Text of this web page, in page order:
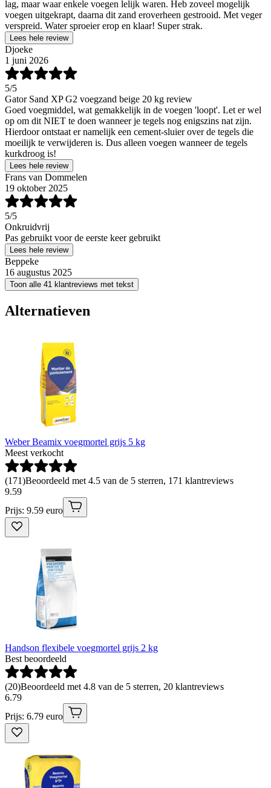
lag, maar waar enkele voegen lelijk waren. Heb zoveel mogelijk
voegen uitgekrapt, daarna dit zand eroverheen gestrooid. Met veger
verspreid. Water sproeier erop en klaar! Super strak.
Lees hele review
Djoeke
1 juni 2026
5/5
Gator Sand XP G2 voegzand beige 20 kg review
Goed voegmiddel, wat gemakkelijk in de voegen 'loopt'. Let er wel
op om dit NIET te doen wanneer je tegels nog enigszins nat zijn.
Hierdoor ontstaat er namelijk een cement-sluier over de tegels die
moeilijk te verwijderen is. Dus alleen voegen wanneer de tegels
kurkdroog is!
Lees hele review
Frans van Dommelen
19 oktober 2025
5/5
Onkruidvrij
Pas gebruikt voor de eerste keer gebruikt
Lees hele review
Beppeke
16 augustus 2025
Toon alle 41 klantreviews met tekst
Alternatieven
Weber Beamix voegmortel grijs 5 kg
Meest verkocht
(171)Beoordeeld met 4.5 van de 5 sterren, 171 klantreviews
9.59
Prijs: 9.59 euro
Handson flexibele voegmortel grijs 2 kg
Best beoordeeld
(20)Beoordeeld met 4.8 van de 5 sterren, 20 klantreviews
6.79
Prijs: 6.79 euro